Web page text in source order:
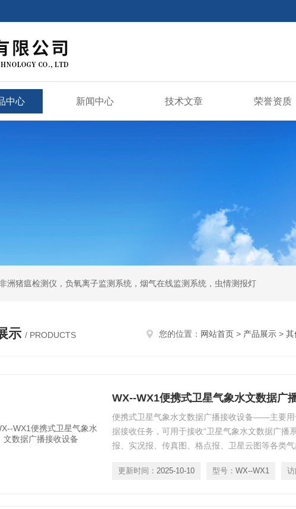
中心 新闻中心 技术文章 荣誉资质
洲猪瘟检测仪，负氧离子监测系统，烟气在线监测系统，虫情测报灯
示 / PRODUCTS 您的位置： 网站首页 > 产品展示 > 其
WX--WX1便携式卫星气象水文数据广
便携式卫星气象水文数据广播接收设备——主要用
据接收任务，可用于接收“卫星气象水文数据广播
报、实况报、传真图、格点报、卫星云图等各类
更新时间： 2025-10-10 型号： WX--WX1 访